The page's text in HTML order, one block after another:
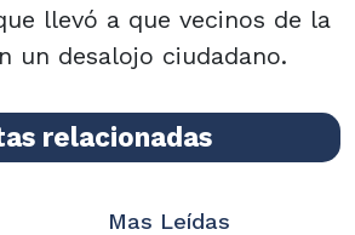
llevó a que vecinos de la
un desalojo ciudadano.
relacionadas
Mas Leídas